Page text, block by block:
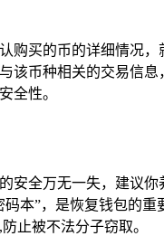
购买的币的详细情况
该币种相关的交易信
全性。
安全万无一失，建议
本”，是恢复钱包的
止被不法分子窃取。